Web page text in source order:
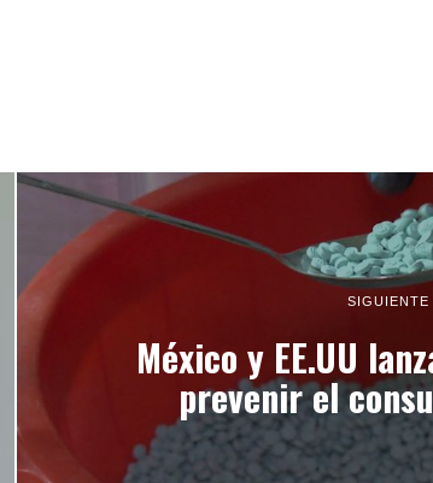
SIGUIENTE
México y EE.UU
prevenir el